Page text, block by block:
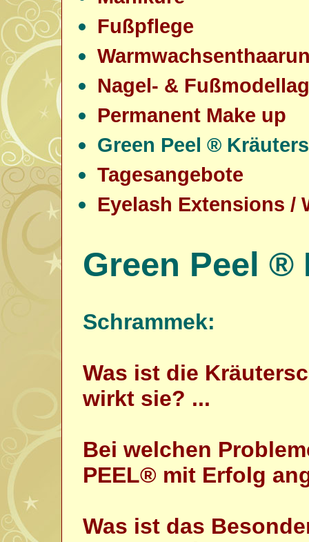
Fußpflege
Nagel- &
Permanent Make up
Green Peel ®
Tagesangebote
Eyelash Extensions /
Green Peel
Schrammek:
Was ist die
wirkt sie? ...
Bei der
ärztlich entwickelte
auf Kräuterbasis
Bei welchen
PEEL® mit Erfolg
bei grossporiger,
Was ist das